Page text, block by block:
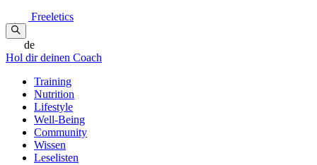
Freeletics
de
Hol dir deinen Coach
Training
Nutrition
Lifestyle
Well-Being
Community
Wissen
Leselisten